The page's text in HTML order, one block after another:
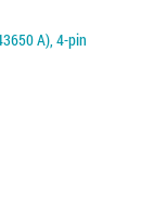
A), 4-pin